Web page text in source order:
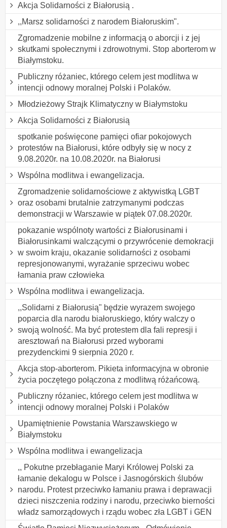
Akcja Solidarności z Białorusią .
,,Marsz solidarności z narodem Białoruskim".
Zgromadzenie mobilne z informacją o aborcji i z jej
skutkami społecznymi i zdrowotnymi. Stop aborterom w
Białymstoku.
Publiczny różaniec, którego celem jest modlitwa w
intencji odnowy moralnej Polski i Polaków.
Młodzieżowy Strajk Klimatyczny w Białymstoku
Akcja Solidarności z Białorusią
spotkanie poświęcone pamięci ofiar pokojowych
protestów na Białorusi, które odbyły się w nocy z
9.08.2020r. na 10.08.2020r. na Białorusi
Wspólna modlitwa i ewangelizacja.
Zgromadzenie solidarnościowe z aktywistką LGBT
oraz osobami brutalnie zatrzymanymi podczas
demonstracji w Warszawie w piątek 07.08.2020r.
pokazanie wspólnoty wartości z Białorusinami i
Białorusinkami walczącymi o przywrócenie demokracji
w swoim kraju, okazanie solidarności z osobami
represjonowanymi, wyrażanie sprzeciwu wobec
łamania praw człowieka
Wspólna modlitwa i ewangelizacja.
,,Solidarni z Białorusią" będzie wyrazem swojego
poparcia dla narodu białoruskiego, który walczy o
swoją wolność. Ma być protestem dla fali represji i
aresztowań na Białorusi przed wyborami
prezydenckimi 9 sierpnia 2020 r.
Akcja stop-aborterom. Pikieta informacyjna w obronie
życia poczętego połączona z modlitwą różańcową.
Publiczny różaniec, którego celem jest modlitwa w
intencji odnowy moralnej Polski i Polaków
Upamiętnienie Powstania Warszawskiego w
Białymstoku
Wspólna modlitwa i ewangelizacja
,, Pokutne przebłaganie Maryi Królowej Polski za
łamanie dekalogu w Polsce i Jasnogórskich ślubów
narodu. Protest przeciwko łamaniu prawa i deprawacji
dzieci niszczenia rodziny i narodu, przeciwko bierności
władz samorządowych i rządu wobec zła LGBT i GEN